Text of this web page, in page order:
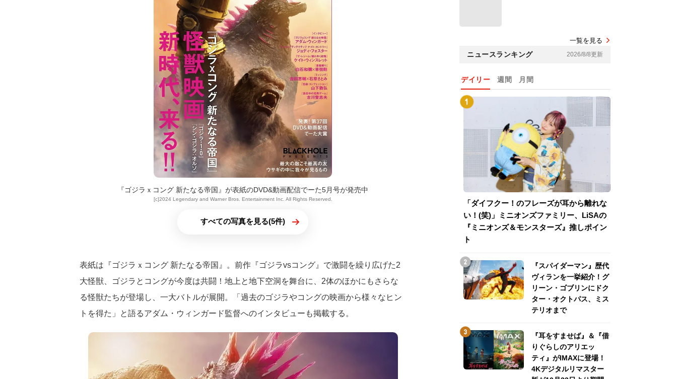
『ゴジラｘコング 新たなる帝国』が表紙のDVD&動画配信でーた5月号が発売中
[c]2024 Legendary and Warner Bros. Entertainment Inc. All Rights Reserved.
すべての写真を見る(5件)
表紙は『ゴジラｘコング 新たなる帝国』。前作『ゴジラvsコング』で激闘を繰り広げた2
大怪獣、ゴジラとコングが今度は共闘！地上と地下空洞を舞台に、2体のほかにもさらな
る怪獣たちが登場し、一大バトルが展開。「過去のゴジラやコングの映画から様々なヒン
トを得た」と語るアダム・ウィンガード監督へのインタビューも掲載する。
一覧を見る
ニュースランキング 2026/8/8更新
デイリー 週間 月間
「ダイフクー！のフレーズが耳から離れな
い！(笑)」ミニオンズファミリー、LiSAの
『ミニオンズ＆モンスターズ』推しポイン
ト
『スパイダーマン』歴代
ヴィランを一挙紹介！グ
リーン・ゴブリンにドク
ター・オクトパス、ミス
テリオまで
『耳をすませば』＆『借
りぐらしのアリエッ
ティ』がIMAXに登場！
4Kデジタルリマスター